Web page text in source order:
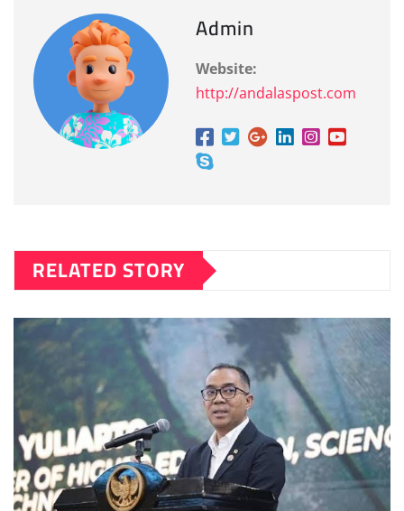
Admin
Website:
http://andalaspost.com
RELATED STORY